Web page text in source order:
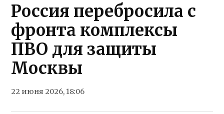
Россия перебросила с
фронта комплексы
ПВО для защиты
Москвы
22 июня 2026, 18:06